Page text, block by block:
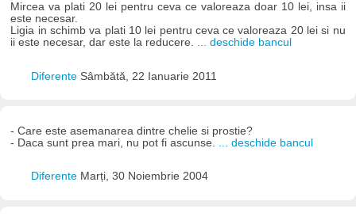
Mircea va plati 20 lei pentru ceva ce valoreaza doar 10 lei, insa ii
este necesar.
Ligia in schimb va plati 10 lei pentru ceva ce valoreaza 20 lei si nu
ii este necesar, dar este la reducere. ... deschide bancul
Diferente Sâmbătă, 22 Ianuarie 2011
- Care este asemanarea dintre chelie si prostie?
- Daca sunt prea mari, nu pot fi ascunse. ... deschide bancul
Diferente Marți, 30 Noiembrie 2004